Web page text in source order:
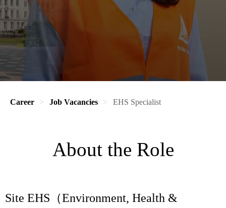
Career Job Vacancies EHS Specialist
About the Role
Site EHS（Environment, Health &